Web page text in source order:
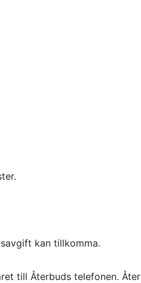
kan tillkomma.
till Återbuds telefonen.